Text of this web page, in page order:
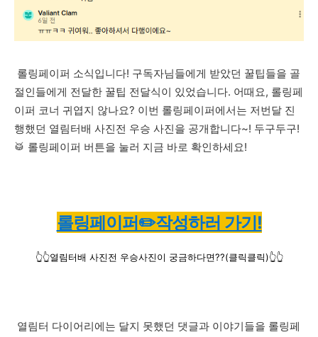
롤링페이퍼 소식입니다! 구독자님들에게 받았던 꿀팁들을 골
절인들에게 전달한 꿀팁 전달식이 있었습니다. 어때요, 롤링페
이퍼 코너 귀엽지 않나요? 이번 롤링페이퍼에서는 저번달 진
행했던 열림터배 사진전 우승 사진을 공개합니다~! 두구두구!
🥁 롤링페이퍼 버튼을 눌러 지금 바로 확인하세요!
롤링페이퍼✏️작성하러 가기!
👆👆열림터배 사진전 우승사진이 궁금하다면??(클릭클릭)👆👆
열림터 다이어리에는 달지 못했던 댓글과 이야기들을 롤링페